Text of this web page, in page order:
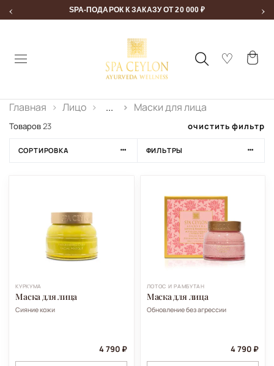
‹ SPA-ПОДАРОК К ЗАКАЗУ ОТ 20 000 ₽ ›
Главная Лицо ... Маски для лица
Товаров23 очистить фильтр
СОРТИРОВКА ФИЛЬТРЫ
КУРКУМА
Маска для лица
Сияние кожи
4 790 ₽
ЛОТОС И РАМБУТАН
Маска для лица
Обновление без агрессии
4 790 ₽